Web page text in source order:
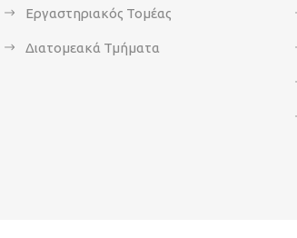
Εργαστηριακός Τομέας
Διατομεακά Τμήματα